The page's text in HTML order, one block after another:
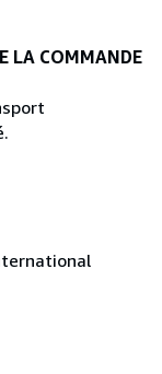
LA COMMANDE